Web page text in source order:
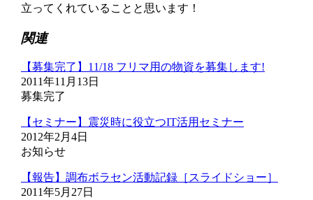
立ってくれていることと思います！
関連
【募集完了】11/18 フリマ用の物資を募集します!
2011年11月13日
募集完了
【セミナー】震災時に役立つIT活用セミナー
2012年2月4日
お知らせ
【報告】調布ボラセン活動記録［スライドショー］
2011年5月27日